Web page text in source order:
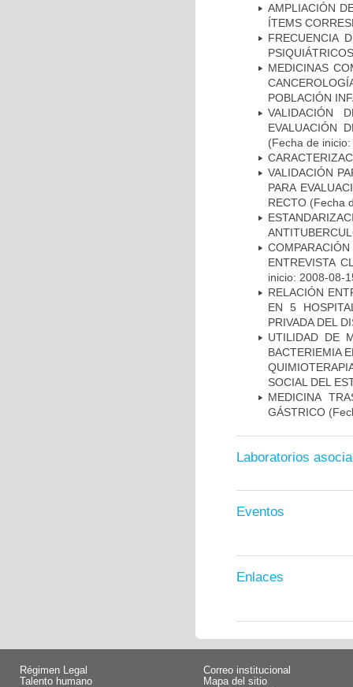
AMPLIACIÓN
ÍTEMS
FRECUENCIA
MEDICINAS
POBLACIÓN
VALIDACIÓN
EVALUACIÓN
(Fecha de
VALIDACIÓN
PARA
RECTO (Fecha
ENTREVISTA
inicio: 2008-08-
RELACIÓN
EN 5
PRIVADA DEL
UTILIDAD DE
BACTERIEMIA
SOCIAL DEL
MEDICINA
GÁSTRICO
Laboratorios
Eventos
Enlaces
Régimen Legal
Talento humano
Correo institucional
Mapa del sitio